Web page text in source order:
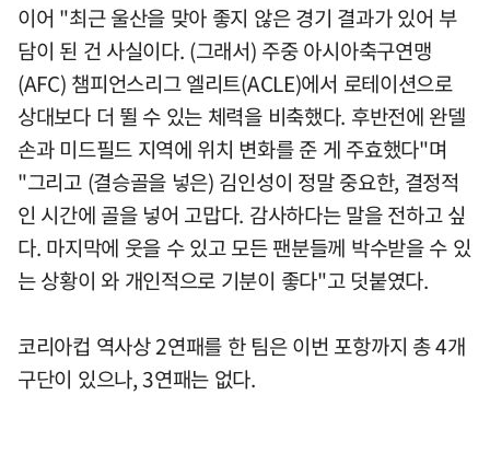
이어 "최근 울산을 맞아 좋지 않은 경기 결과가 있어 부
담이 된 건 사실이다. (그래서) 주중 아시아축구연맹
(AFC) 챔피언스리그 엘리트(ACLE)에서 로테이션으로
상대보다 더 뛸 수 있는 체력을 비축했다. 후반전에 완델
손과 미드필드 지역에 위치 변화를 준 게 주효했다"며
"그리고 (결승골을 넣은) 김인성이 정말 중요한, 결정적
인 시간에 골을 넣어 고맙다. 감사하다는 말을 전하고 싶
다. 마지막에 웃을 수 있고 모든 팬분들께 박수받을 수 있
는 상황이 와 개인적으로 기분이 좋다"고 덧붙였다.
코리아컵 역사상 2연패를 한 팀은 이번 포항까지 총 4개
구단이 있으나, 3연패는 없다.